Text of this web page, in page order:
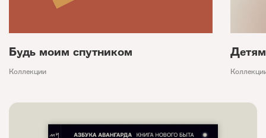
Будь моим спутником
Коллекции